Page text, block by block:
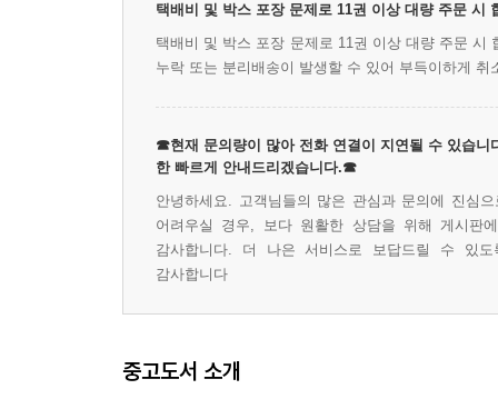
택배비 및 박스 포장 문제로 11권 이상 대량 주문 시
택배비 및 박스 포장 문제로 11권 이상 대량 주문
누락 또는 분리배송이 발생할 수 있어 부득이하게 취
☎현재 문의량이 많아 전화 연결이 지연될 수 있습니
한 빠르게 안내드리겠습니다.☎
안녕하세요. 고객님들의 많은 관심과 문의에 진심
어려우실 경우, 보다 원활한 상담을 위해 게시판
감사합니다. 더 나은 서비스로 보답드릴 수 있도
감사합니다
중고도서 소개